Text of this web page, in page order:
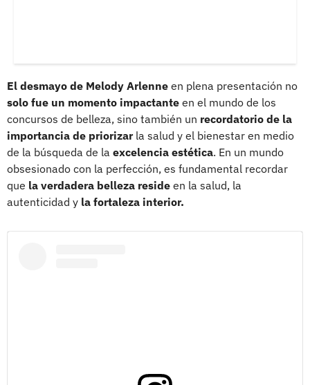
El desmayo de Melody Arlenne en plena presentación no
solo fue un momento impactante en el mundo de los
concursos de belleza, sino también un recordatorio de la
importancia de priorizar la salud y el bienestar en medio
de la búsqueda de la excelencia estética. En un mundo
obsesionado con la perfección, es fundamental recordar
que la verdadera belleza reside en la salud, la
autenticidad y la fortaleza interior.